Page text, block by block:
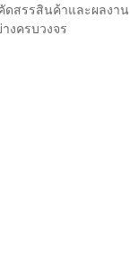
สรรสินค้าและผลงาน
งครบวงจร